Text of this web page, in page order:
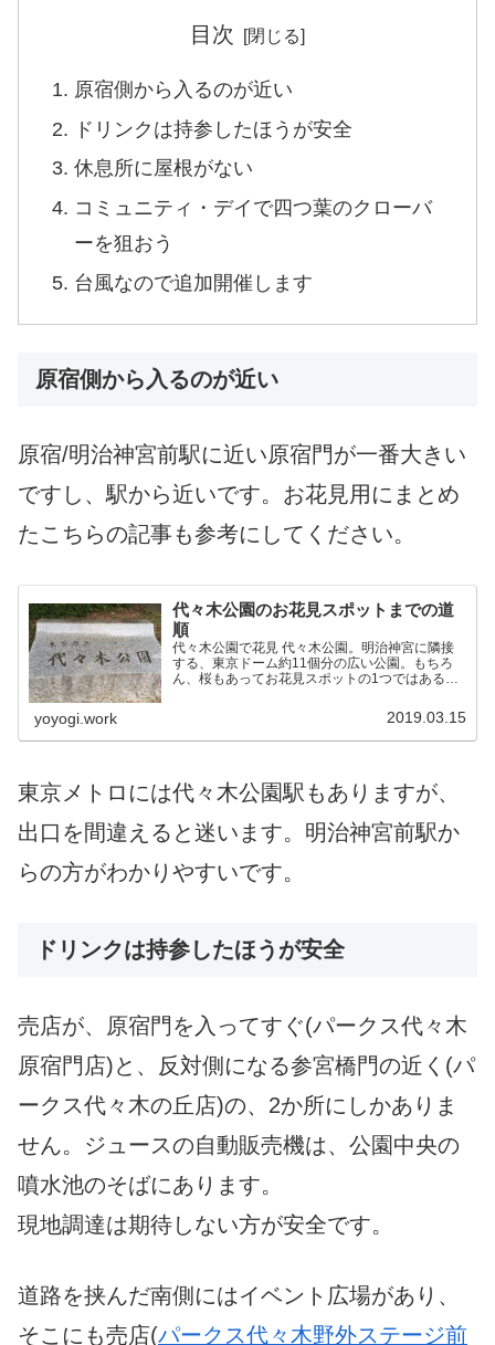
目次
原宿側から入るのが近い
ドリンクは持参したほうが安全
休息所に屋根がない
コミュニティ・デイで四つ葉のクローバ
ーを狙おう
台風なので追加開催します
原宿側から入るのが近い
原宿/明治神宮前駅に近い原宿門が一番大きい
ですし、駅から近いです。お花見用にまとめ
たこちらの記事も参考にしてください。
代々木公園のお花見スポットまでの道
順
代々木公園で花見 代々木公園。明治神宮に隣接
する、東京ドーム約11個分の広い公園。もちろ
ん、桜もあってお花見スポットの1つではあるの
ならない。 そこで、交通の便のいい原宿側から
yoyogi.work 2019.03.15
東京メトロには代々木公園駅もありますが、
出口を間違えると迷います。明治神宮前駅か
らの方がわかりやすいです。
ドリンクは持参したほうが安全
売店が、原宿門を入ってすぐ(パークス代々木
原宿門店)と、反対側になる参宮橋門の近く(パ
ークス代々木の丘店)の、2か所にしかありま
せん。ジュースの自動販売機は、公園中央の
噴水池のそばにあります。
現地調達は期待しない方が安全です。
道路を挟んだ南側にはイベント広場があり、
そこにも売店(パークス代々木野外ステージ前